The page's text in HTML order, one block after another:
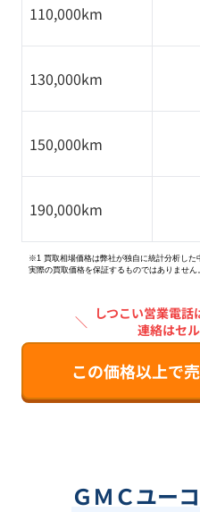
110,000km
130,000km
150,000km
190,000km
※1 買取相場価格は弊社が独自に統計分析した
実際の買取価格を保証するものではありません。
＼ しつこい営業電話
連絡はセ
この価格以上で
ＧＭＣユー